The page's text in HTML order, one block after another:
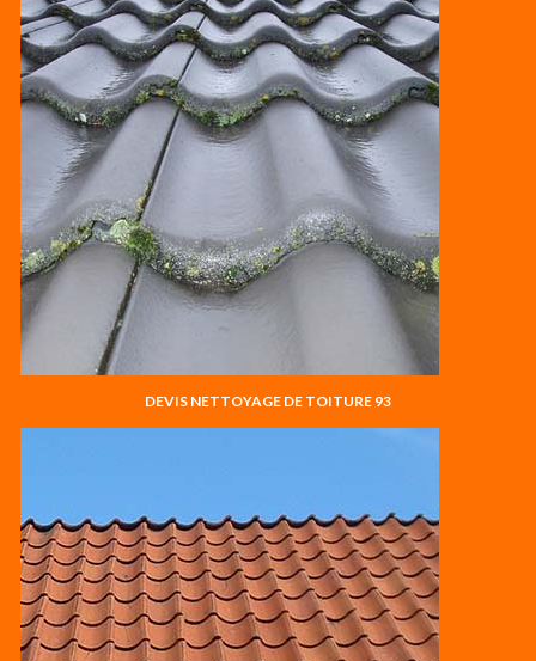
DEVIS NETTOYAGE DE TOITURE 93